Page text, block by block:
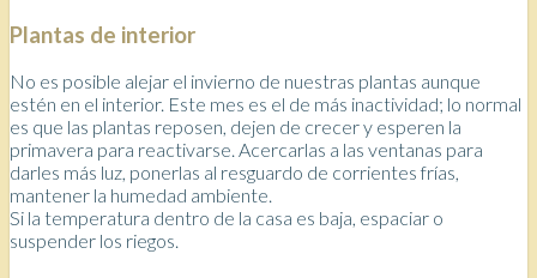
Plantas de interior
No es posible alejar el invierno de nuestras plantas aunque
estén en el interior. Este mes es el de más inactividad; lo normal
es que las plantas reposen, dejen de crecer y esperen la
primavera para reactivarse. Acercarlas a las ventanas para
darles más luz, ponerlas al resguardo de corrientes frías,
mantener la humedad ambiente.
Si la temperatura dentro de la casa es baja, espaciar o
suspender los riegos.